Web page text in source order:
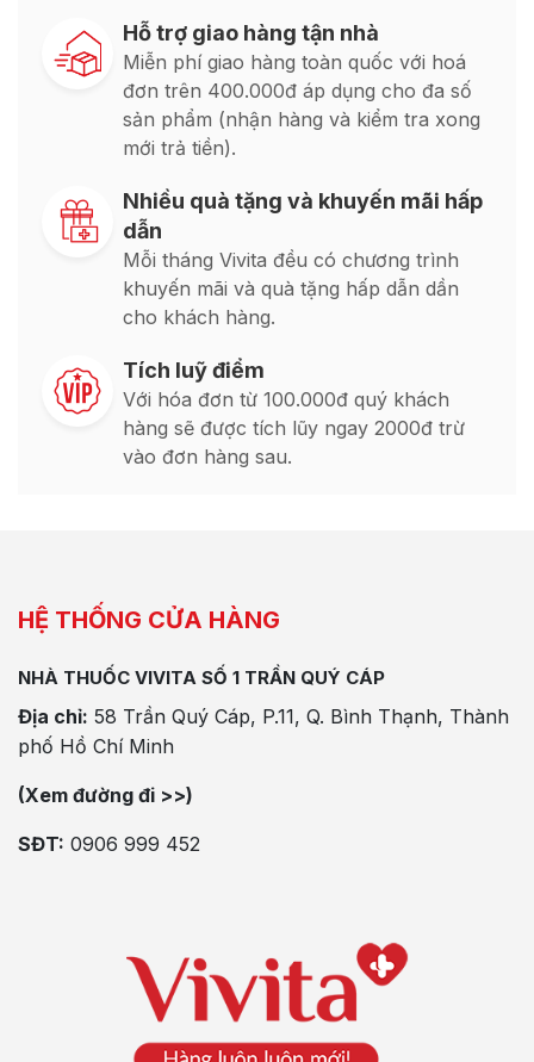
Hỗ trợ giao hàng tận nhà
Miễn phí giao hàng toàn quốc với hoá
đơn trên 400.000đ áp dụng cho đa số
sản phẩm (nhận hàng và kiểm tra xong
mới trả tiền).
Nhiều quà tặng và khuyến mãi hấp
dẫn
Mỗi tháng Vivita đều có chương trình
khuyến mãi và quà tặng hấp dẫn dần
cho khách hàng.
Tích luỹ điểm
Với hóa đơn từ 100.000đ quý khách
hàng sẽ được tích lũy ngay 2000đ trừ
vào đơn hàng sau.
HỆ THỐNG CỬA HÀNG
NHÀ THUỐC VIVITA SỐ 1 TRẦN QUÝ CÁP
Địa chỉ: 58 Trần Quý Cáp, P.11, Q. Bình Thạnh, Thành
phố Hồ Chí Minh
(Xem đường đi >>)
SĐT: 0906 999 452